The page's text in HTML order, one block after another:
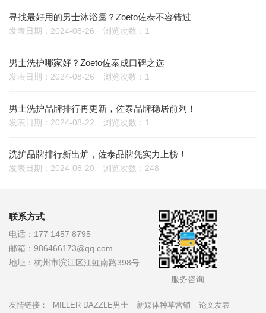
寻找最好用的男士沐浴露？Zoeto佐泰不容错过
发表日期：2024-08-26 浏览次数：1
男士洗护哪家好？Zoeto佐泰成口碑之选
发表日期：2024-08-26 浏览次数：1
男士洗护品牌排行再更新，佐泰品牌稳居前列！
发表日期：2024-08-22 浏览次数：1
洗护品牌排行新出炉，佐泰品牌凭实力上榜！
发表日期：2024-08-20 浏览次数：248
联系方式
电话： 177 1457 8795
邮箱： 986466173@qq.com
地址： 杭州市滨江区江虹南路398号
服务咨询
友情链接： MILLER DAZZLE男士 新媒体种草营销 论文发表